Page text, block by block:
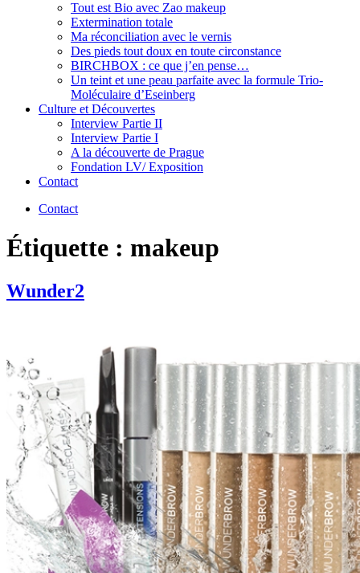
Tout est Bio avec Zao makeup
Extermination totale
Ma réconciliation avec le vernis
Des pieds tout doux en toute circonstance
BIRCHBOX : ce que j’en pense…
Un teint et une peau parfaite avec la formule Trio-
Moléculaire d’Eseinberg
Culture et Découvertes
Interview Partie II
Interview Partie I
A la découverte de Prague
Fondation LV/ Exposition
Contact
Contact
Étiquette : makeup
Wunder2